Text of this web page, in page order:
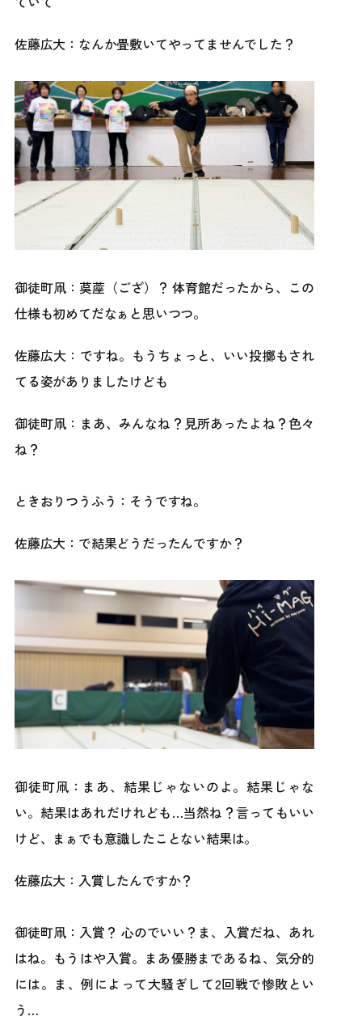
佐藤広大：なんか畳敷いてやってませんでした？
御徒町凧：茣蓙（ござ）？ 体育館だったから、この
仕様も初めてだなぁと思いつつ。
佐藤広大：ですね。もうちょっと、いい投擲もされ
てる姿がありましたけども
御徒町凧：まあ、みんなね？見所あったよね？色々
ね？
ときおりつうふう：そうですね。
佐藤広大：で結果どうだったんですか？
御徒町凧：まあ、結果じゃないのよ。結果じゃな
い。結果はあれだけれども…当然ね？言ってもいい
けど、まぁでも意識したことない結果は。
佐藤広大：入賞したんですか？
御徒町凧：入賞？ 心のでいい？ま、入賞だね、あれ
はね。もうはや入賞。まあ優勝まであるね、気分的
には。ま、例によって大騒ぎして2回戦で惨敗とい
う…